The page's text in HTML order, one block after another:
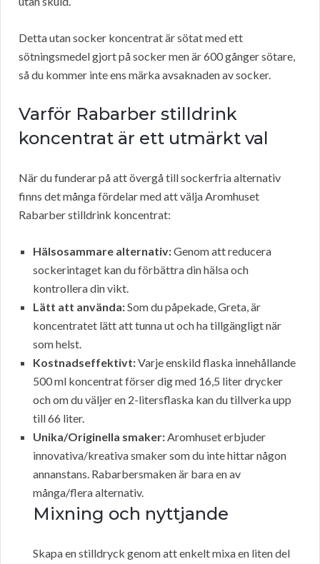
Detta utan socker koncentrat är sötat med ett
sötningsmedel gjort på socker men är 600 gånger sötare,
så du kommer inte ens märka avsaknaden av socker.
Varför Rabarber stilldrink
koncentrat är ett utmärkt val
När du funderar på att övergå till sockerfria alternativ
finns det många fördelar med att välja Aromhuset
Rabarber stilldrink koncentrat:
Hälsosammare alternativ:Genom att reducera
sockerintaget kan du förbättra din hälsa och
kontrollera din vikt.
Lätt att använda:Som du påpekade, Greta, är
koncentratet lätt att tunna ut och ha tillgängligt när
som helst.
Kostnadseffektivt:Varje enskild flaska innehållande
500 ml koncentrat förser dig med 16,5 liter drycker
och om du väljer en 2-litersflaska kan du tillverka upp
till 66 liter.
Unika/Originella smaker:Aromhuset erbjuder
innovativa/kreativa smaker som du inte hittar någon
annanstans. Rabarbersmaken är bara en av
många/flera alternativ.
Mixning och nyttjande
Skapa en stilldryck genom att enkelt mixa en liten del